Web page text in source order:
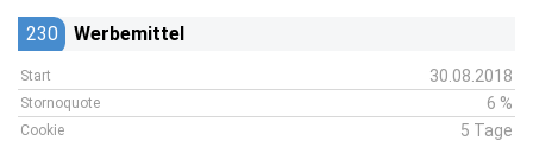
230 Werbemittel
Start 30.08.2018
Stornoquote 6 %
Cookie 5 Tage